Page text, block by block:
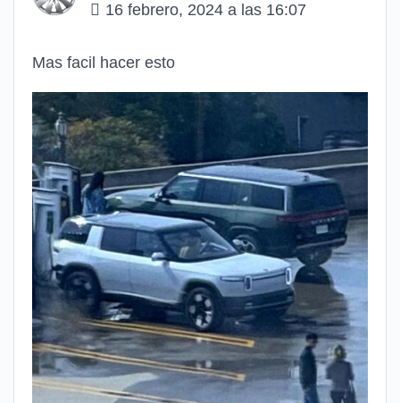
16 febrero, 2024 a las 16:07
Mas facil hacer esto